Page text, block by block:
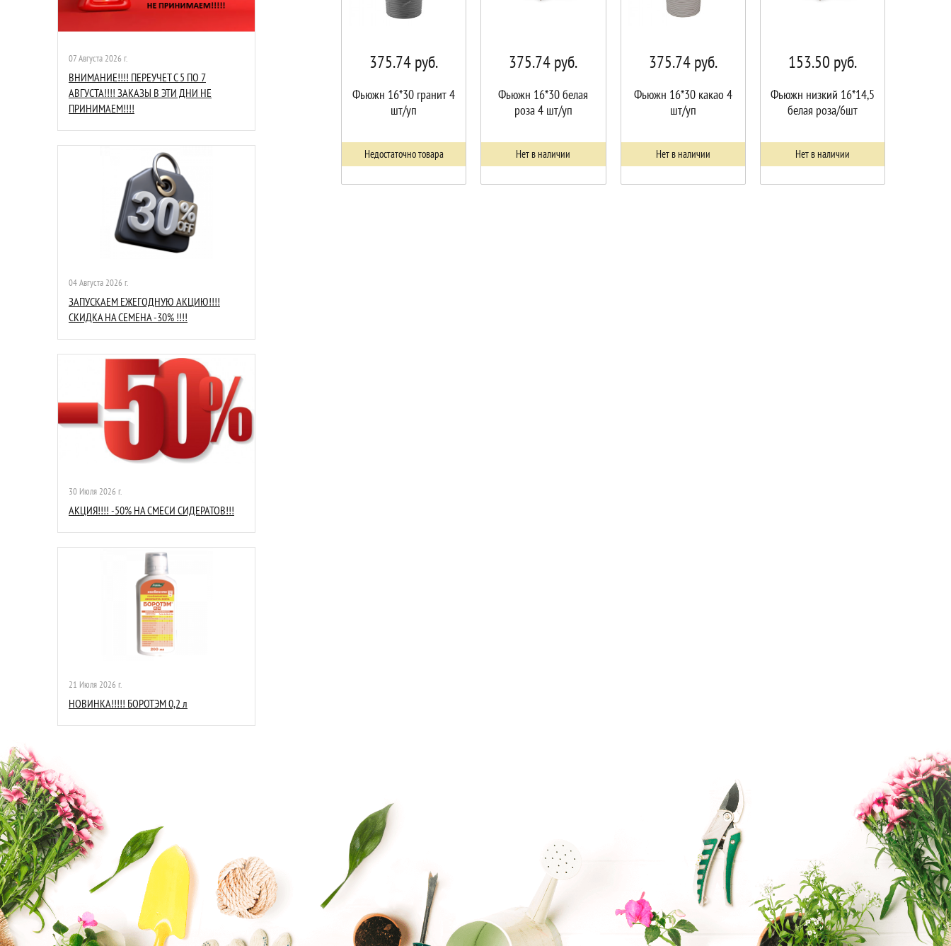
07 Августа 2026 г.
ВНИМАНИЕ!!!! ПЕРЕУЧЕТ С 5 ПО 7
АВГУСТА!!!! ЗАКАЗЫ В ЭТИ ДНИ НЕ
ПРИНИМАЕМ!!!!
04 Августа 2026 г.
ЗАПУСКАЕМ ЕЖЕГОДНУЮ АКЦИЮ!!!!
СКИДКА НА СЕМЕНА -30% !!!!
30 Июля 2026 г.
АКЦИЯ!!!! -50% НА СМЕСИ СИДЕРАТОВ!!!
21 Июля 2026 г.
НОВИНКА!!!!! БОРОТЭМ 0,2 л
375.74руб.
Фьюжн 16*30 гранит 4
шт/уп
Недостаточно товара
375.74руб.
Фьюжн 16*30 белая
роза 4 шт/уп
Нет в наличии
375.74руб.
Фьюжн 16*30 какао 4
шт/уп
Нет в наличии
153.50 руб.
Фьюжн низкий 16*14,5
белая роза/6шт
Нет в наличии